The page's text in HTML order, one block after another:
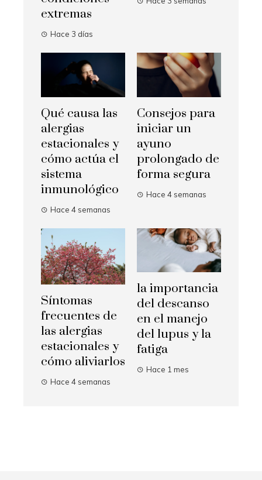
extremas
Hace 3 días
Qué causa las
alergias
estacionales y
cómo actúa el
sistema
inmunológico
Hace 4 semanas
Consejos para
iniciar un
ayuno
prolongado de
forma segura
Hace 4 semanas
Síntomas
frecuentes de
las alergias
estacionales y
cómo aliviarlos
Hace 4 semanas
la importancia
del descanso
en el manejo
del lupus y la
fatiga
Hace 1 mes